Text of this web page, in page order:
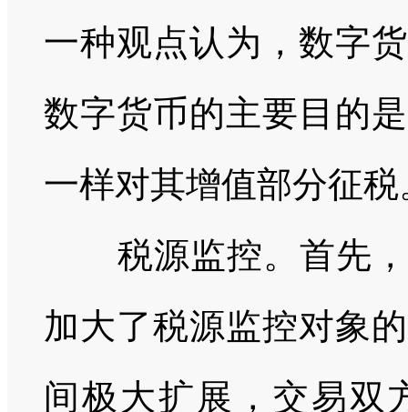
一种观点认为，数字
数字货币的主要目的
一样对其增值部分征税
税源监控。首先，
加大了税源监控对象
间极大扩展，交易双